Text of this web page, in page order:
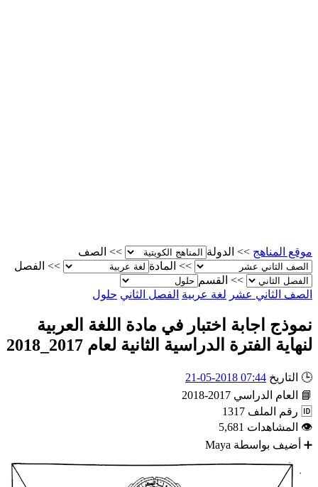
المناهج >> الدولة >> الصف
>> المادة >> الفصل
>> القسم
الثاني عشر لغة عربية الفصل الثاني حلول
اجابة اختبار في مادة اللغة العربية
الفترة الدراسية الثانية لعام 2017_2018
التاريخ 07:44 2018-05-21
العام الدراسي 2017-2018
رقم الملف 1317
المشاهدات 5,681
أضيف بواسطة Maya